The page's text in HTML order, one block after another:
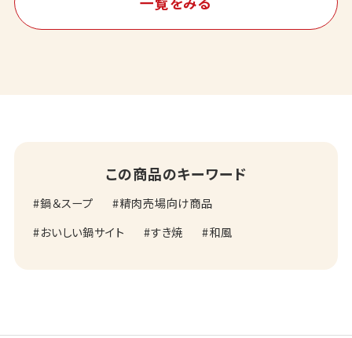
この商品のキーワード
鍋＆スープ
精肉売場向け商品
おいしい鍋サイト
すき焼 和風